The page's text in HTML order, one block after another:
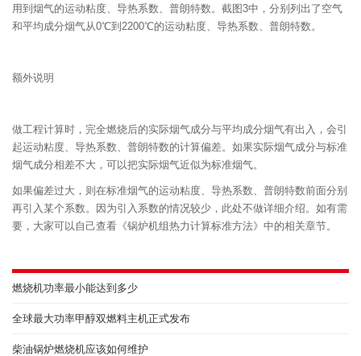
用到烟气的运动粘度、导热系数、普朗特数。截图3中，分别列出了空气
和平均成分烟气从0℃到2200℃的运动粘度、导热系数、普朗特数。
额外说明
做工程计算时，完全燃烧后的实际烟气成分与平均成分烟气有出入，会引
起运动粘度、导热系数、普朗特数的计算偏差。如果实际烟气成分与标准
烟气成分相差不大，可以把实际烟气近似为标准烟气。
如果偏差过大，则在标准烟气的运动粘度、导热系数、普朗特数前面分别
再引入某个系数。因为引入系数的情况较少，此处不做详细介绍。如有需
要，大家可以自己查看《锅炉机组热力计算标准方法》中的相关章节。
燃烧机功率最小能达到多少
全球最大功率甲醇双燃料主机正式发布
柴油锅炉燃烧机应该如何维护